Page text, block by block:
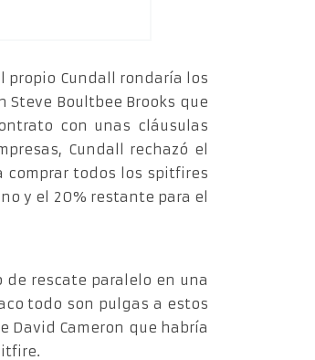
propio Cundall rondaría los
Boultbee Brooks que
con unas cláusulas
Cundall rechazó el
comprar todos los spitfires
y el 20% restante para el
rescate paralelo en una
todo son pulgas a estos
David Cameron que habría